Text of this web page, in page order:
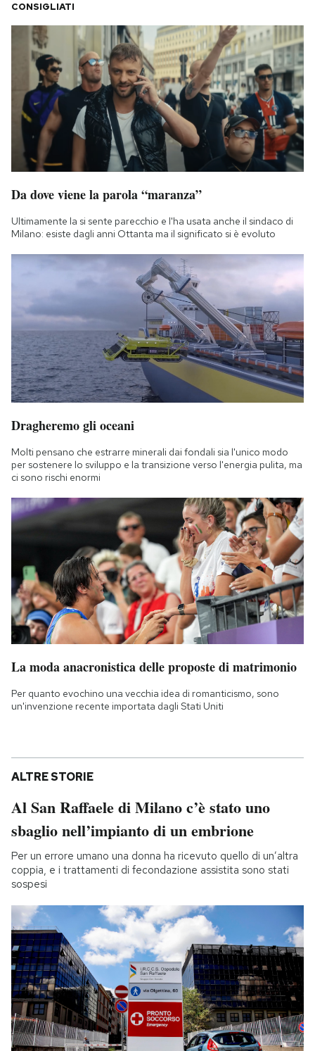
CONSIGLIATI
Da dove viene la parola “maranza”
Ultimamente la si sente parecchio e l'ha usata anche il sindaco di
Milano: esiste dagli anni Ottanta ma il significato si è evoluto
Dragheremo gli oceani
Molti pensano che estrarre minerali dai fondali sia l'unico modo
per sostenere lo sviluppo e la transizione verso l'energia pulita, ma
ci sono rischi enormi
La moda anacronistica delle proposte di matrimonio
Per quanto evochino una vecchia idea di romanticismo, sono
un'invenzione recente importata dagli Stati Uniti
ALTRE STORIE
Al San Raffaele di Milano c’è stato uno
sbaglio nell’impianto di un embrione
Per un errore umano una donna ha ricevuto quello di un’altra
coppia, e i trattamenti di fecondazione assistita sono stati
sospesi